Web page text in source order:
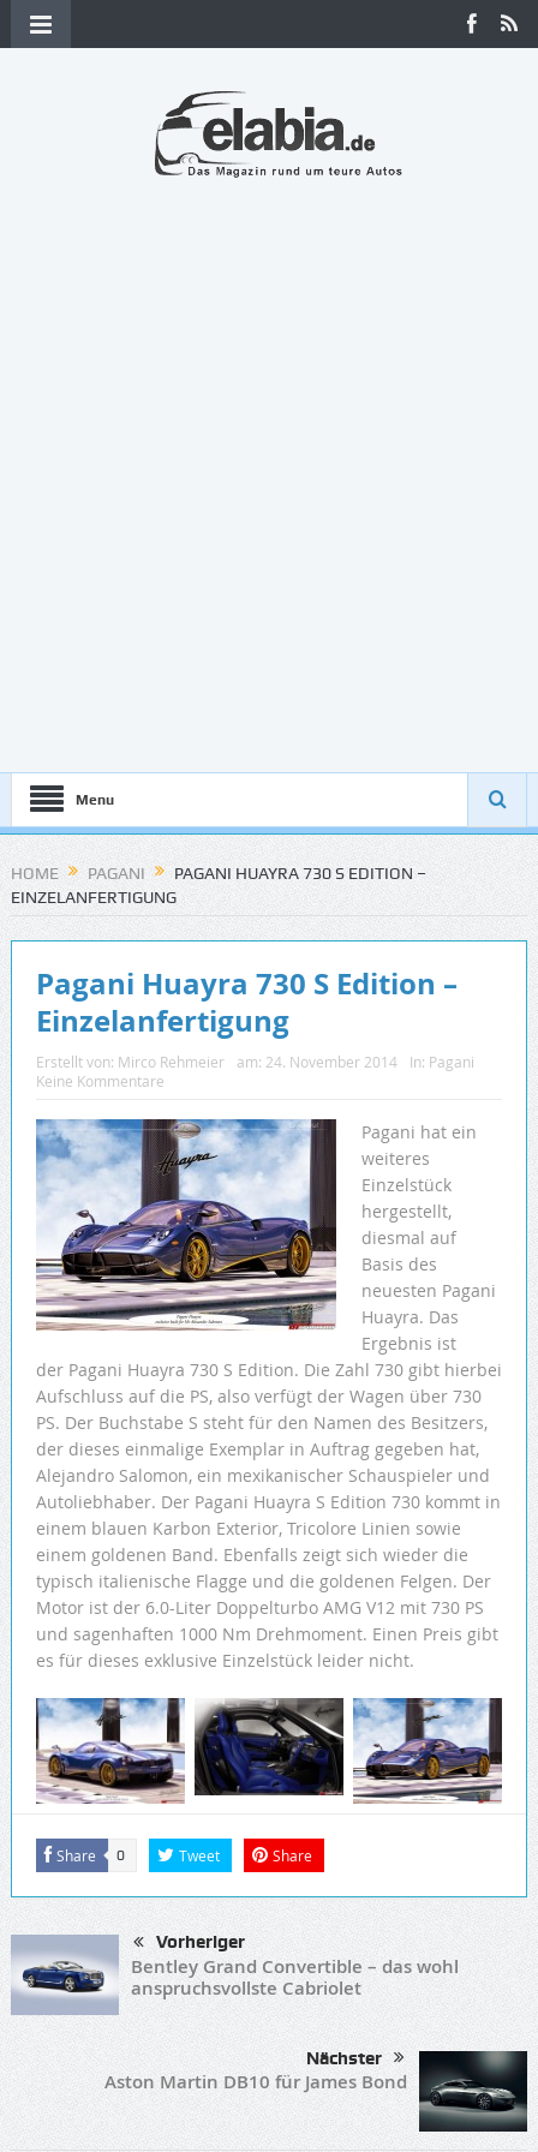
Menu
HOME PAGANI
PAGANI HUAYRA 730 S EDITION –
EINZELANFERTIGUNG
Pagani Huayra 730 S Edition –
Einzelanfertigung
Erstellt von: Mirco Rehmeier am: 24. November 2014 In: Pagani
Keine Kommentare
Pagani hat ein
weiteres
Einzelstück
hergestellt,
diesmal auf
Basis des
neuesten Pagani
Huayra. Das
Ergebnis ist
der Pagani Huayra 730 S Edition. Die Zahl 730 gibt hierbei
Aufschluss auf die PS, also verfügt der Wagen über 730
PS. Der Buchstabe S steht für den Namen des Besitzers,
der dieses einmalige Exemplar in Auftrag gegeben hat,
Alejandro Salomon, ein mexikanischer Schauspieler und
Autoliebhaber. Der Pagani Huayra S Edition 730 kommt in
einem blauen Karbon Exterior, Tricolore Linien sowie
einem goldenen Band. Ebenfalls zeigt sich wieder die
typisch italienische Flagge und die goldenen Felgen. Der
Motor ist der 6.0-Liter Doppelturbo AMG V12 mit 730 PS
und sagenhaften 1000 Nm Drehmoment. Einen Preis gibt
es für dieses exklusive Einzelstück leider nicht.
Share 0 Tweet Share
Vorheriger
Bentley Grand Convertible – das wohl
anspruchsvollste Cabriolet
Nächster
Aston Martin DB10 für James Bond